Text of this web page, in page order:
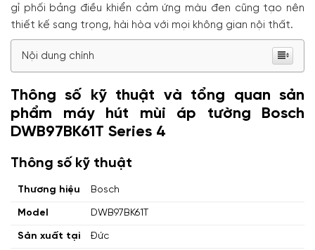
gỉ phối bảng điều khiển cảm ứng màu đen cũng tạo nên
thiết kế sang trọng, hài hòa với mọi không gian nội thất.
Nội dung chính
Thông số kỹ thuật và tổng quan sản
phẩm máy hút mùi áp tường Bosch
DWB97BK61T Series 4
Thông số kỹ thuật
Thương hiệu Bosch
Model DWB97BK61T
Sản xuất tại Đức